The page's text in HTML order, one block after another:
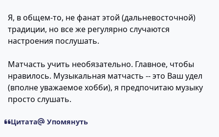
Я, в общем-то, не фанат этой (дальневосточной)
традиции, но все же регулярно случаются
настроения послушать.
Матчасть учить необязательно. Главное, чтобы
нравилось. Музыкальная матчасть -- это Ваш удел
(вполне уважаемое хобби), я предпочитаю музыку
просто слушать.
Цитата Упомянуть